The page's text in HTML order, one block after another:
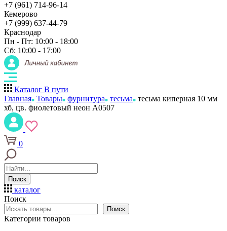
+7 (961) 714-96-14
Кемерово
+7 (999) 637-44-79
Краснодар
Пн - Пт: 10:00 - 18:00
Сб: 10:00 - 17:00
Каталог В пути
Главная Товары фурнитура тесьма
тесьма киперная 10 мм
хб, цв. фиолетовый неон А0507
0
Поиск
каталог
Поиск
Поиск
Категории товаров